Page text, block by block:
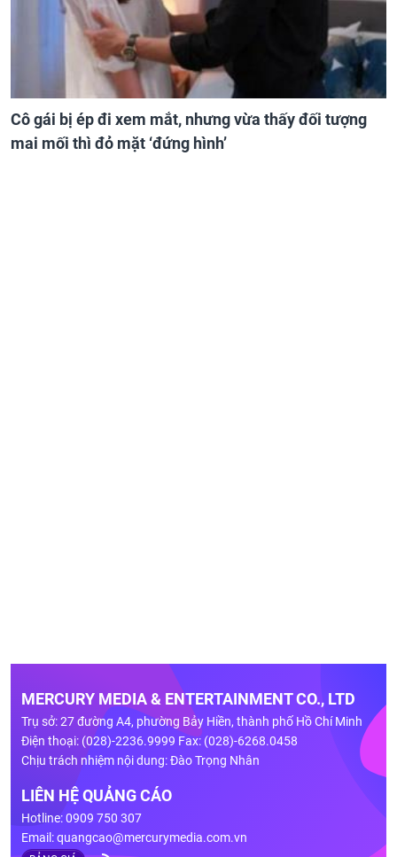
Cô gái bị ép đi xem mắt, nhưng vừa thấy đối tượng
mai mối thì đỏ mặt ‘đứng hình’
MERCURY MEDIA & ENTERTAINMENT CO., LTD
Trụ sở: 27 đường A4, phường Bảy Hiền, thành phố Hồ Chí Minh
Điện thoại: (028)-2236.9999 Fax: (028)-6268.0458
Chịu trách nhiệm nội dung: Đào Trọng Nhân
LIÊN HỆ QUẢNG CÁO
Hotline: 0909 750 307
Email:quangcao@mercurymedia.com.vn